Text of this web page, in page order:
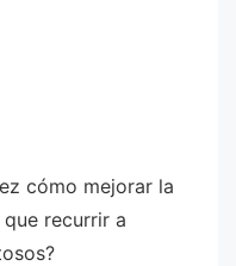
cómo mejorar la
recurrir a